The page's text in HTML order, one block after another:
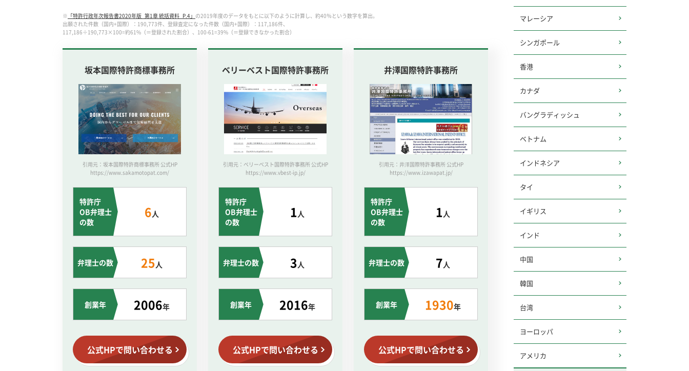
※ 「特許行政年次報告書2020年版_第1章 統括資料_P.4」 の2019年度のデータをもとに以下のように計算し、約40％という数字を算出。
出願された件数（国内+国際）：190,773件、 登録査定になった件数（国内+国際）：117,186件、
117,186÷190,773×100=約61%（＝登録された割合）、 100-61=39%（＝登録できなかった割合）
坂本国際特許商標事務所
引用元：坂本国際特許商標事務所 公式HP
https://www.sakamotopat.com/
特許庁
OB弁理士
の数
6人
弁理士の数 25人
創業年 2006年
公式HPで問い合わせる
ベリーベスト国際特許事務所
引用元：ベリーベスト国際特許事務所 公式HP
https://www.vbest-ip.jp/
特許庁
OB弁理士
の数
1人
弁理士の数 3人
創業年 2016年
公式HPで問い合わせる
井澤国際特許事務所
引用元：井澤国際特許事務所 公式HP
https://www.izawapat.jp/
特許庁
OB弁理士
の数
1人
弁理士の数 7人
創業年 1930年
公式HPで問い合わせる
マレーシア
シンガポール
香港
カナダ
バングラディッシュ
ベトナム
インドネシア
タイ
イギリス
インド
中国
韓国
台湾
ヨーロッパ
アメリカ